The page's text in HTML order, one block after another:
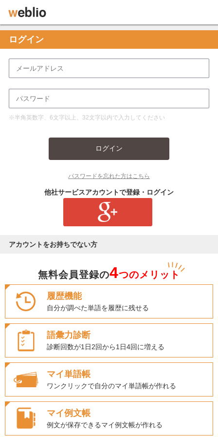
ログイン
※半角英数字、6文字以上、32文字以内で入力してください
ログイン
パスワードを忘れた方はこちら
他社サービスアカウントで登録・ログイン
アカウントをお持ちでない方
無料会員登録の4つのメリット
履歴機能
自分が調べた単語を履歴に残せる
語彙力診断
診断回数が1日2回から1日4回に増える
マイ単語帳
ワンクリックで自分のマイ単語帳が作れる
マイ例文帳
例文が保存できるマイ例文帳が作れる